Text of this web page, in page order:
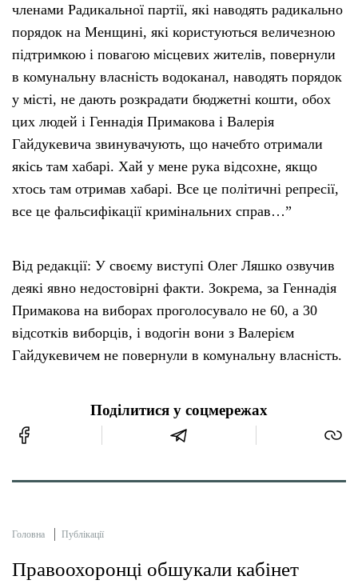
членами Радикальної партії, які наводять радикально
порядок на Менщині, які користуються величезною
підтримкою і повагою місцевих жителів, повернули
в комунальну власність водоканал, наводять порядок
у місті, не дають розкрадати бюджетні кошти, обох
цих людей і Геннадія Примакова і Валерія
Гайдукевича звинувачують, що начебто отримали
якісь там хабарі. Хай у мене рука відсохне, якщо
хтось там отримав хабарі. Все це політичні репресії,
все це фальсифікації кримінальних справ…”
Від редакції: У своєму виступі Олег Ляшко озвучив
деякі явно недостовірні факти. Зокрема, за Геннадія
Примакова на виборах проголосувало не 60, а 30
відсотків виборців, і водогін вони з Валерієм
Гайдукевичем не повернули в комунальну власність.
Поділитися у соцмережах
Головна Публікації
Правоохоронці обшукали кабінет